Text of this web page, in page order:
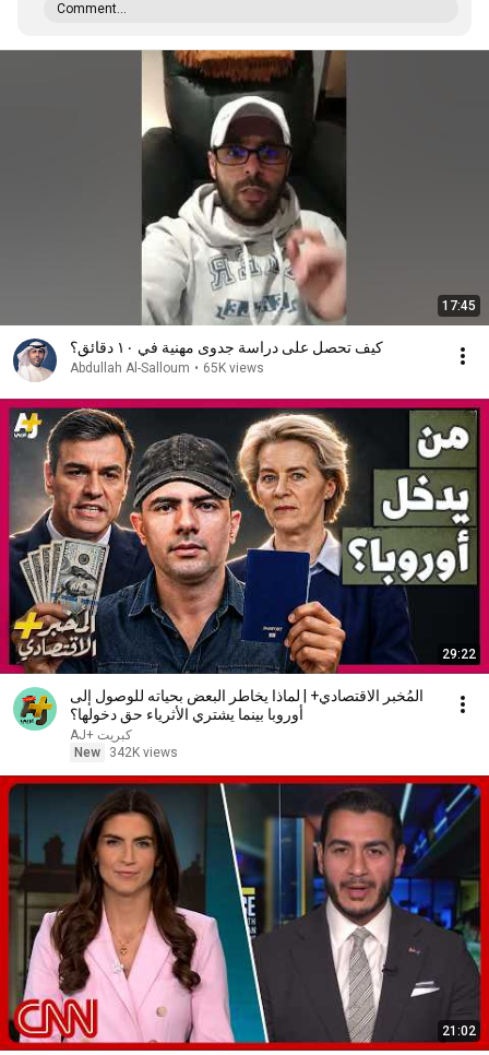
Comment...
17:45
كيف تحصل على دراسة جدوى مهنية في ١٠ دقائق؟
Abdullah Al-Salloum • 65K views
29:22
المُخبر الاقتصادي+ | لماذا يخاطر البعض بحياته للوصول إلى
أوروبا بينما يشتري الأثرياء حق دخولها؟
AJ+ كبريت
New
342K views
21:02